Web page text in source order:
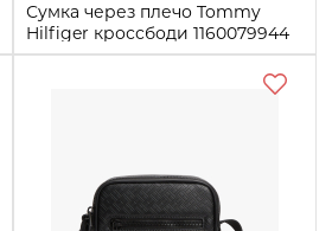
Сумка через плечо Tommy
Hilfiger кроссбоди 1160079944
Синий